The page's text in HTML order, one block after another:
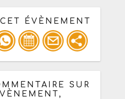
CET ÉVÈNEMENT
ci-dessous pour un
/ réseau social
SUR